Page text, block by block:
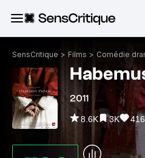
SensCritique > Films > Comédie
2011
8.6K 3K 416